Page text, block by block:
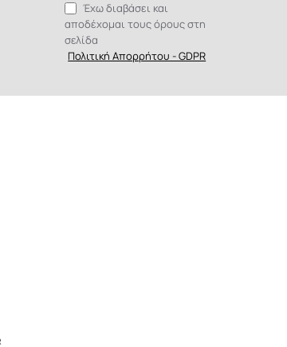
Έχω διαβάσει και
αποδέχομαι τους όρους στη
σελίδα
Πολιτική Απορρήτου - GDPR